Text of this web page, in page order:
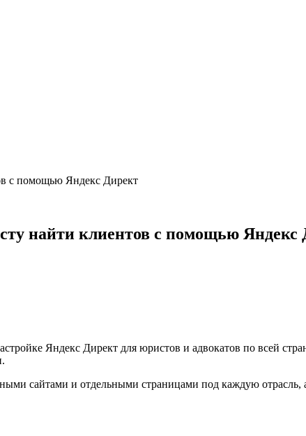
с помощью Яндекс Директ
найти клиентов с помощью Яндекс
Яндекс Директ для юристов и адвокатов по всей
сайтами и отдельными страницами под каждую отрасль,